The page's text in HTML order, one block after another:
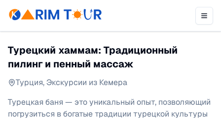
Турецкий хаммам: Традиционный
пилинг и пенный массаж
Турция,Экскурсии из Кемера
Турецкая баня — это уникальный опыт, позволяющий
погрузиться в богатые традиции турецкой культуры